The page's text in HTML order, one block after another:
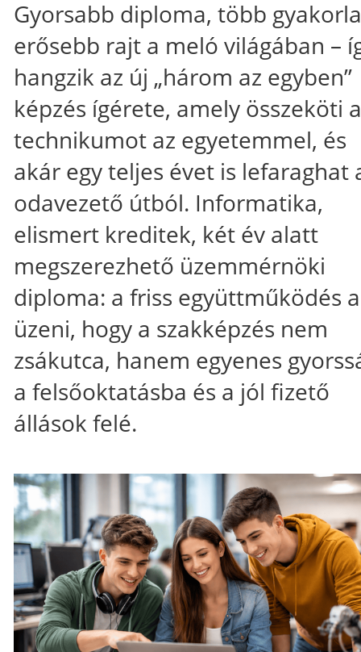
Gyorsabb diploma, több
erősebb rajt a meló világában –
hangzik az új „három az egyben”
képzés ígérete, amely összeköti a
technikumot az egyetemmel, és
akár egy teljes évet is lefaraghat
odavezető útból. Informatika,
elismert kreditek, két év alatt
megszerezhető üzemmérnöki
diploma: a friss együttműködés
üzeni, hogy a szakképzés nem
zsákutca, hanem egyenes
a felsőoktatásba és a jól fizető
állások felé.